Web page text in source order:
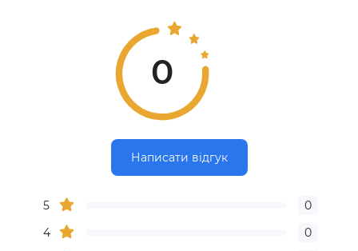
0
Написати відгук
5
0
4
0